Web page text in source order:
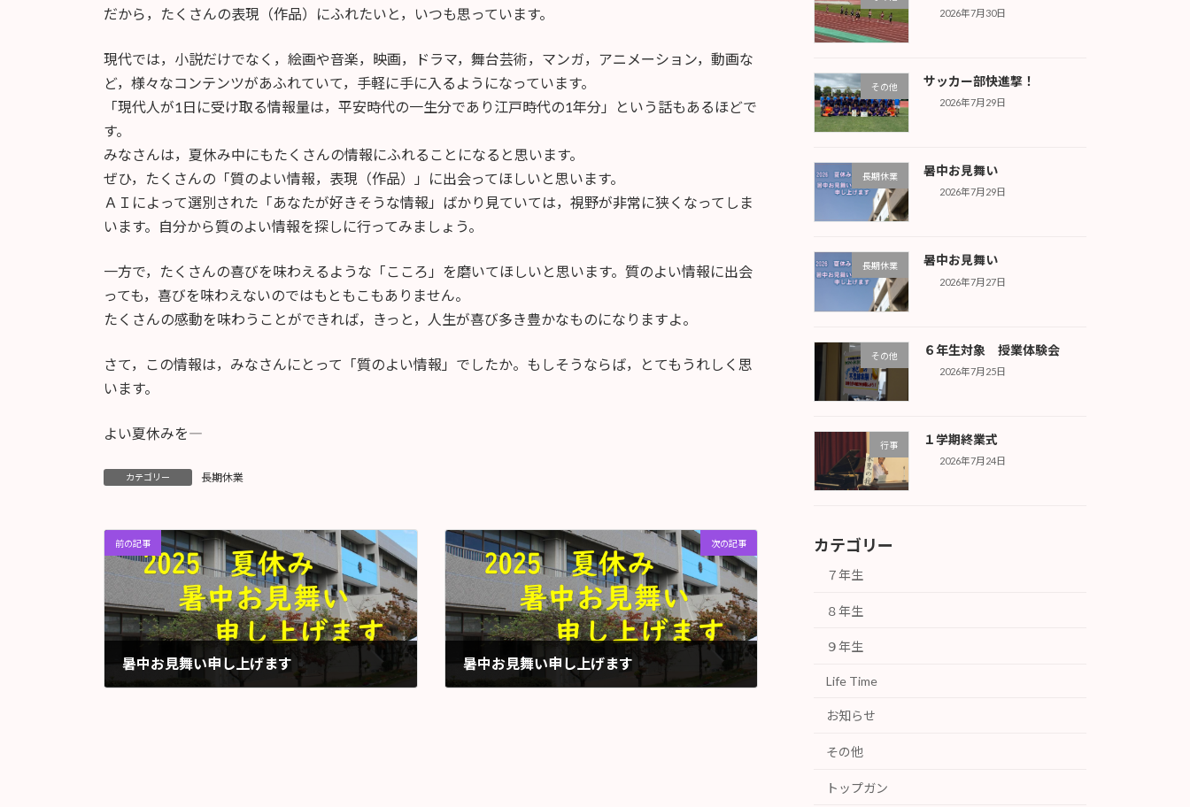
だから，たくさんの表現（作品）にふれたいと，いつも思っています。
現代では，小説だけでなく，絵画や音楽，映画，ドラマ，舞台芸術，マンガ，アニメーション，動画な
ど，様々なコンテンツがあふれていて，手軽に手に入るようになっています。
「現代人が1日に受け取る情報量は，平安時代の一生分であり江戸時代の1年分」という話もあるほどで
す。
みなさんは，夏休み中にもたくさんの情報にふれることになると思います。
ぜひ，たくさんの「質のよい情報，表現（作品）」に出会ってほしいと思います。
ＡＩによって選別された「あなたが好きそうな情報」ばかり見ていては，視野が非常に狭くなってしま
います。自分から質のよい情報を探しに行ってみましょう。
一方で，たくさんの喜びを味わえるような「こころ」を磨いてほしいと思います。質のよい情報に出会
っても，喜びを味わえないのではもともこもありません。
たくさんの感動を味わうことができれば，きっと，人生が喜び多き豊かなものになりますよ。
さて，この情報は，みなさんにとって「質のよい情報」でしたか。もしそうならば，とてもうれしく思
います。
よい夏休みを―
カテゴリー 長期休業
前の記事
暑中お見舞い申し上げます
次の記事
暑中お見舞い申し上げます
2026年7月30日
その他 サッカー部快進撃！
2026年7月29日
長期休業 暑中お見舞い
2026年7月29日
長期休業 暑中お見舞い
2026年7月27日
その他 ６年生対象 授業体験会
2026年7月25日
行事 １学期終業式
2026年7月24日
カテゴリー
７年生
８年生
９年生
Life Time
お知らせ
その他
トップガン